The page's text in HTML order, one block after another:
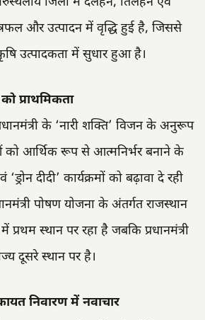
और उत्पादन में वृद्धि हुई है, जिससे
उत्पादकता में सुधार हुआ है।
प्राथमिकता
के ‘नारी शक्ति’ विजन के अनुरूप
को आर्थिक रूप से आत्मनिर्भर बनाने के
दीदी’ कार्यक्रमों को बढ़ावा दे रही
पोषण योजना के अंतर्गत राजस्थान
प्रथम स्थान पर रहा है जबकि प्रधानमंत्री
दूसरे स्थान पर है।
निवारण में नवाचार